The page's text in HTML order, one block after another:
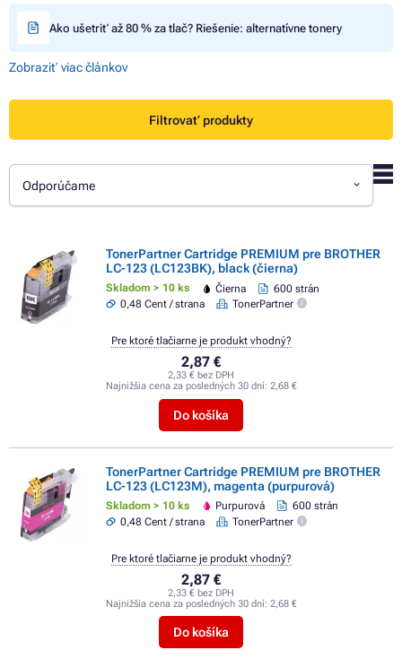
Ako ušetriť až 80 % za tlač? Riešenie: alternatívne tonery
Zobraziť viac článkov
Filtrovať produkty
Odporúčame
TonerPartner Cartridge PREMIUM pre BROTHER
LC-123 (LC123BK), black (čierna)
Skladom > 10 ks Čierna
600 strán
0,48 Cent / strana
TonerPartner
2,87 €
2,33 € bez DPH
Najnižšia cena za posledných 30 dní: 2,68 €
Do košíka
Pre ktoré tlačiarne je produkt vhodný?
TonerPartner Cartridge PREMIUM pre BROTHER
LC-123 (LC123M), magenta (purpurová)
Skladom > 10 ks Purpurová
600 strán
0,48 Cent / strana
TonerPartner
2,87 €
2,33 € bez DPH
Najnižšia cena za posledných 30 dní: 2,68 €
Do košíka
Pre ktoré tlačiarne je produkt vhodný?